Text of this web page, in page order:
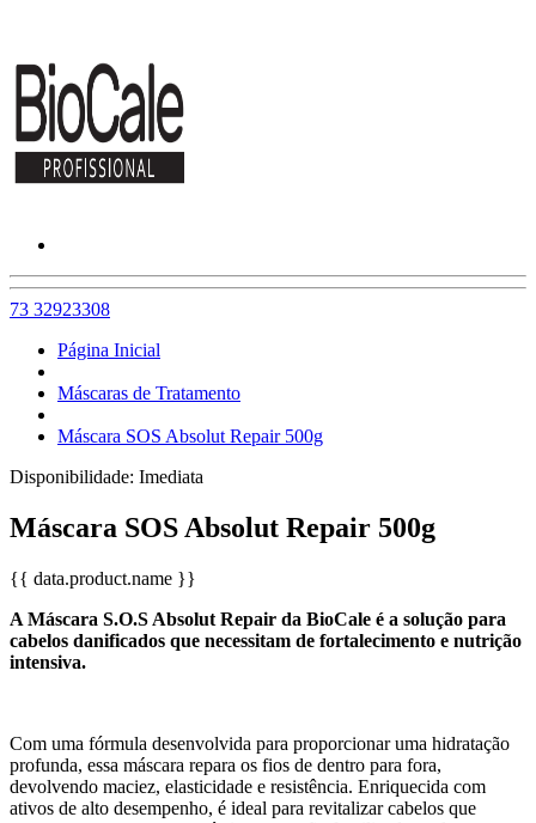
73 32923308
Página Inicial
Máscaras de Tratamento
Máscara SOS Absolut Repair 500g
Disponibilidade: Imediata
Máscara SOS Absolut Repair 500g
{{ data.product.name }}
A Máscara S.O.S Absolut Repair da BioCale é a solução para
cabelos danificados que necessitam de fortalecimento e nutrição
intensiva.
Com uma fórmula desenvolvida para proporcionar uma hidratação
profunda, essa máscara repara os fios de dentro para fora,
devolvendo maciez, elasticidade e resistência. Enriquecida com
ativos de alto desempenho, é ideal para revitalizar cabelos que